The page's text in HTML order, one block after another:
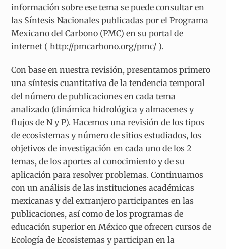
información sobre ese tema se puede consultar en
las Síntesis Nacionales publicadas por el Programa
Mexicano del Carbono (PMC) en su portal de
internet ( http://pmcarbono.org/pmc/ ).
Con base en nuestra revisión, presentamos primero
una síntesis cuantitativa de la tendencia temporal
del número de publicaciones en cada tema
analizado (dinámica hidrológica y almacenes y
flujos de N y P). Hacemos una revisión de los tipos
de ecosistemas y número de sitios estudiados, los
objetivos de investigación en cada uno de los 2
temas, de los aportes al conocimiento y de su
aplicación para resolver problemas. Continuamos
con un análisis de las instituciones académicas
mexicanas y del extranjero participantes en las
publicaciones, así como de los programas de
educación superior en México que ofrecen cursos de
Ecología de Ecosistemas y participan en la